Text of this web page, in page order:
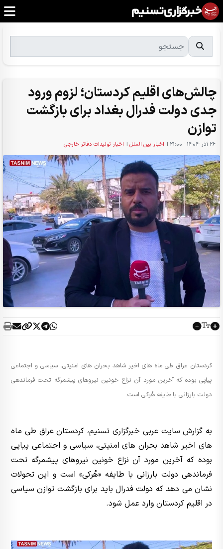
چالش‌های اقلیم کردستان؛ لزوم ورود
جدی دولت فدرال بغداد برای بازگشت
توازن
26 آذر 1404 - 21:00 | اخبار بین الملل | اخبار تولیدات دفاتر خارجی
کردستان عراق طی ماه های اخیر شاهد بحران های امنیتی، سیاسی و اجتماعی
پیاپی بوده که آخرین مورد آن نزاع خونین نیروهای پیشمرگه تحت فرماندهی
دولت بارزانی با طایفه هُرکی است.
به گزارش سایت عربی خبرگزاری تسنیم، کردستان عراق طی ماه
های اخیر شاهد بحران های امنیتی، سیاسی و اجتماعی پیاپی
بوده که آخرین مورد آن نزاع خونین نیروهای پیشمرگه تحت
فرماندهی دولت بارزانی با طایفه «هُرکی» است و این تحولات
نشان می دهد که دولت فدرال باید برای بازگشت توازن سیاسی
در اقلیم کردستان وارد عمل شود.